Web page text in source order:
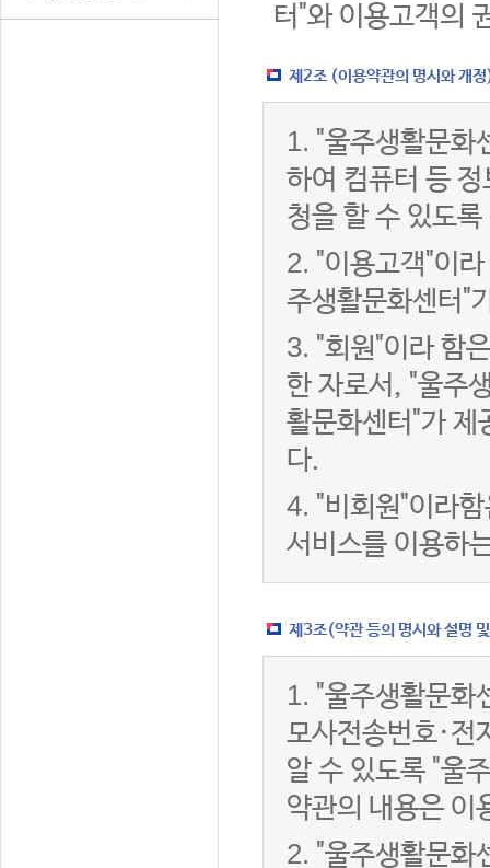
터"와 이용고객의
제2조 (이용약관의 명시와 개
1. "울주생활문화
하여 컴퓨터 등
청을 할 수 있도
2. "이용고객"이
주생활문화센터"
3. "회원"이라 함
한 자로서, "울주
활문화센터"가 제
다.
4. "비회원"이라
서비스를 이용하
제3조(약관 등의 명시와 설명
1. "울주생활문화
모사전송번호·전
알 수 있도록 "울
약관의 내용은 이
2. "울주생활문화